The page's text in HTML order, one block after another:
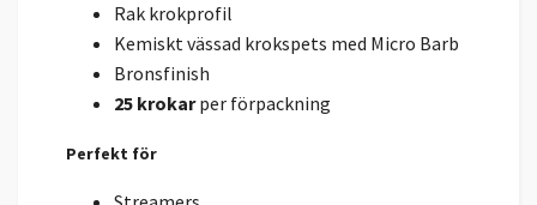
Rak krokprofil
Kemiskt vässad krokspets med Micro Barb
Bronsfinish
25 krokarper förpackning
Perfekt för